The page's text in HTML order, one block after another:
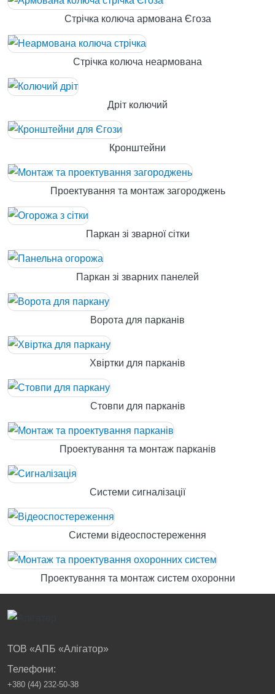
Стрічка колюча армована Єгоза
Стрічка колюча неармована
Дріт колючий
Кронштейни
Проектування та монтаж загороджень
Паркан зі зварної сітки
Паркан зі зварних панелей
Ворота для парканів
Хвіртки для парканів
Стовпи для парканів
Проектування та монтаж парканів
Системи сигналізації
Системи відеоспостереження
Проектування та монтаж систем охоронни
ТОВ «АПБ «Алігатор»
Телефони:
+380 (44) 232-50-38